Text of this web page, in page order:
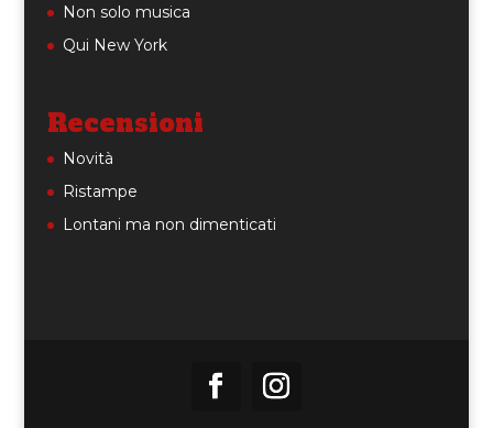
Non solo musica
Qui New York
Recensioni
Novità
Ristampe
Lontani ma non dimenticati